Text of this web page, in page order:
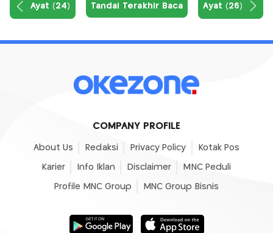
Ayat (24) Tandai Terakhir Baca Ayat (26)
COMPANY PROFILE
About Us Redaksi Privacy Policy Kotak Pos
Karier Info Iklan Disclaimer MNC Peduli
Profile MNC Group MNC Group Bisnis